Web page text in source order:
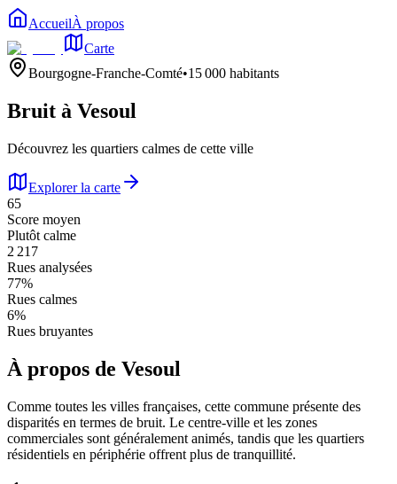
AccueilÀ propos
Carte
Bourgogne-Franche-Comté•15 000 habitants
Bruit à Vesoul
Découvrez les quartiers calmes de cette ville
Explorer la carte
65
Score moyen
Plutôt calme
2 217
Rues analysées
77%
Rues calmes
6%
Rues bruyantes
À propos de Vesoul
Comme toutes les villes françaises, cette commune présente des
disparités en termes de bruit. Le centre-ville et les zones
commerciales sont généralement animés, tandis que les quartiers
résidentiels en périphérie offrent plus de tranquillité.